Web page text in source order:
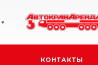
КОНТАКТЫ